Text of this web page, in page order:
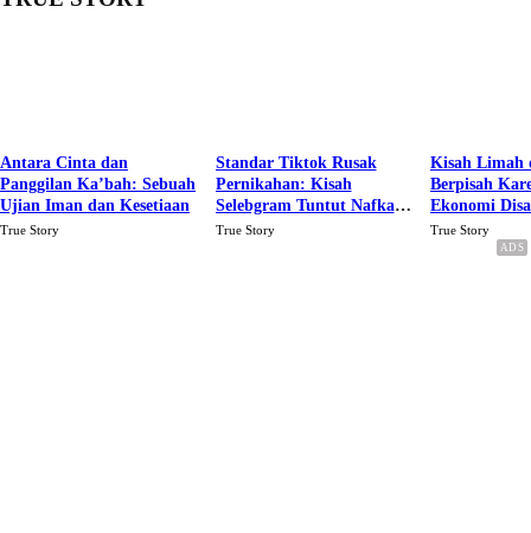
Antara Cinta dan
Panggilan Ka’bah: Sebuah
Ujian Iman dan Kesetiaan
True Story
Standar Tiktok Rusak
Pernikahan: Kisah
Selebgram Tuntut Nafkah
Rp.15 Juta Perbulan
True Story
Kisah Limah
Berpisah
Ekonomi
Karena Cinta
True Story